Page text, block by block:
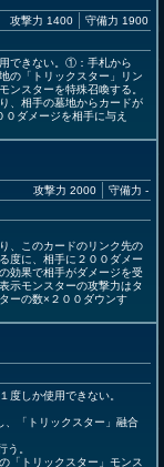
攻撃力 1400 守備力 1900
できない。①：手札から
の「トリックスター」リン
ンスターを特殊召喚する。
、相手の墓地からカードが
ダメージを相手に与え
攻撃力 2000 守備力 -
、このカードのリンク先の
度に、相手に２００ダメー
効果で相手がダメージを受
示モンスターの攻撃力はタ
ーの数×２００ダウンす
しか使用できない。
、「トリックスター」融合
う。
「トリックスター」モンス